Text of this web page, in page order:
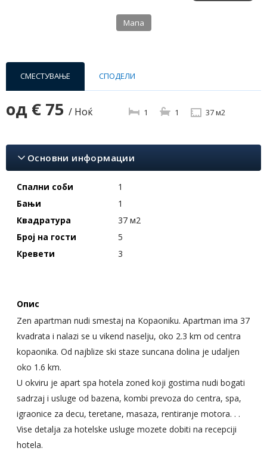
Мапа
СМЕСТУВАЊЕ СПОДЕЛИ
од € 75 / Ноќ 1 1 37 м2
Основни информации
Спални соби
1
Бањи
1
Квадратура
37 м2
Број на гости
5
Кревети
3
Опис
Zen apartman nudi smestaj na Kopaoniku. Apartman ima 37
kvadrata i nalazi se u vikend naselju, oko 2.3 km od centra
kopaonika. Od najblize ski staze suncana dolina je udaljen
oko 1.6 km.
U okviru je apart spa hotela zoned koji gostima nudi bogati
sadrzaj i usluge od bazena, kombi prevoza do centra, spa,
igraonice za decu, teretane, masaza, rentiranje motora. . .
Vise detalja za hotelske usluge mozete dobiti na recepciji
hotela.